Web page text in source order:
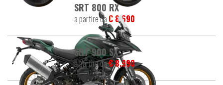
SRT 800 RX
a partire da€ 8.690
SRT 900 SX
a partire da€ 8.990